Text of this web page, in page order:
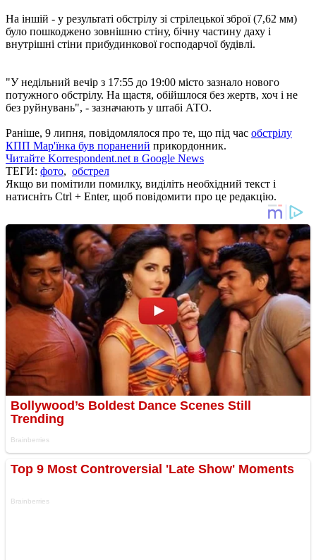
На іншій - у результаті обстрілу зі стрілецької зброї (7,62 мм)
було пошкоджено зовнішню стіну, бічну частину даху і
внутрішні стіни прибудинкової господарчої будівлі.
"У недільний вечір з 17:55 до 19:00 місто зазнало нового
потужного обстрілу. На щастя, обійшлося без жертв, хоч і не
без руйнувань", - зазначають у штабі АТО.
Раніше, 9 липня, повідомлялося про те, що під час обстрілу
КПП Мар'їнка був поранений прикордонник.
Читайте Korrespondent.net в Google News
ТЕГИ: фото, обстрел
Якщо ви помітили помилку, виділіть необхідний текст і
натисніть Ctrl + Enter, щоб повідомити про це редакцію.